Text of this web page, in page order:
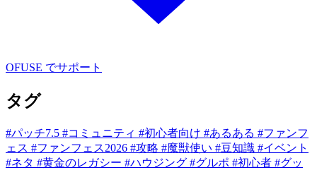
OFUSE でサポート
タグ
#パッチ7.5 #コミュニティ #初心者向け #あるある #ファンフ
ェス #ファンフェス2026 #攻略 #魔獣使い #豆知識 #イベント
#ネタ #黄金のレガシー #ハウジング #グルポ #初心者 #グッ